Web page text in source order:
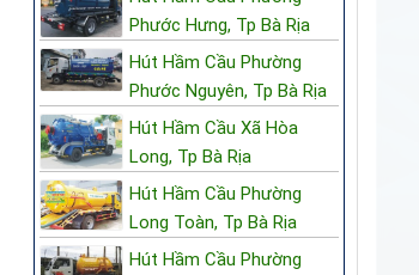
Phước Hưng, Tp Bà Rịa
Hút Hầm Cầu Phường
Phước Nguyên, Tp Bà Rịa
Hút Hầm Cầu Xã Hòa
Long, Tp Bà Rịa
Hút Hầm Cầu Phường
Long Toàn, Tp Bà Rịa
Hút Hầm Cầu Phường